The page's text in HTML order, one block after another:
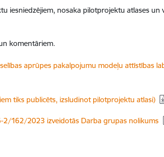
iesniedzējiem, nosaka pilotprojektu atlases
komentāriem.
aprūpes pakalpojumu modeļu attīstības
tiks publicēts, izsludinot pilotprojektu atlasi)
2/162/2023 izveidotās Darba grupas nolikums